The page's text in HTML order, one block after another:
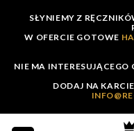
content
SŁYNIEMY Z
W OFERCIE GOTOWE
NIE MA INTERESUJĄCEGO
DODAJ NA